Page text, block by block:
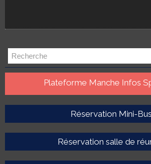
Plateforme Manche Infos
Réservation Mini-Bus
Réservation salle de